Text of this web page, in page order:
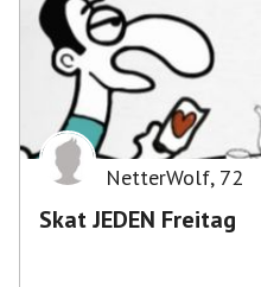
NetterWolf, 72
Skat JEDEN Freitag